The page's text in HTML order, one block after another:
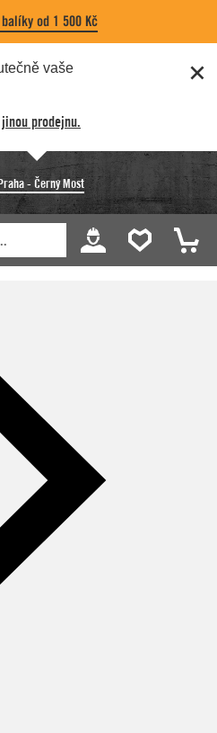
od 1 500 Kč
vaše
prodejnu.
- Černý Most